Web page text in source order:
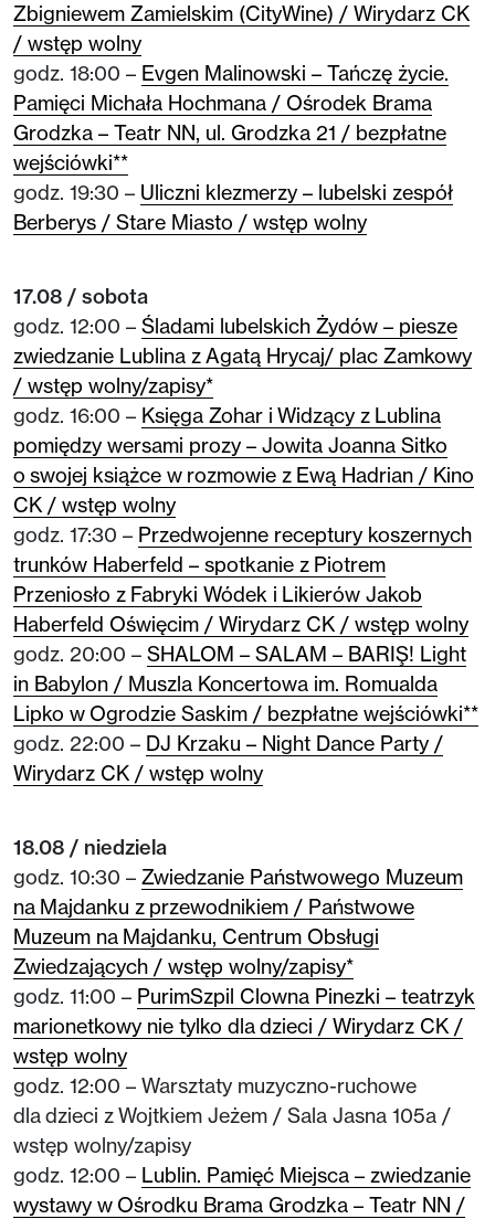
Zbigniewem Zamielskim (CityWine) / Wirydarz CK
/ wstęp wolny
godz. 18:00 – Evgen Malinowski – Tańczę życie.
Pamięci Michała Hochmana / Ośrodek Brama
Grodzka – Teatr NN, ul. Grodzka 21 / bezpłatne
wejściówki**
godz. 19:30 – Uliczni klezmerzy – lubelski zespół
Berberys / Stare Miasto / wstęp wolny
17.08 / sobota
godz. 12:00 – Śladami lubelskich Żydów – piesze
zwiedzanie Lublina z Agatą Hrycaj/ plac Zamkowy
/ wstęp wolny/zapisy*
godz. 16:00 – Księga Zohar i Widzący z Lublina
pomiędzy wersami prozy – Jowita Joanna Sitko
o swojej książce w rozmowie z Ewą Hadrian / Kino
CK / wstęp wolny
godz. 17:30 – Przedwojenne receptury koszernych
trunków Haberfeld – spotkanie z Piotrem
Przeniosło z Fabryki Wódek i Likierów Jakob
Haberfeld Oświęcim / Wirydarz CK / wstęp wolny
godz. 20:00 – SHALOM – SALAM – BARIŞ! Light
in Babylon / Muszla Koncertowa im. Romualda
Lipko w Ogrodzie Saskim / bezpłatne wejściówki**
godz. 22:00 – DJ Krzaku – Night Dance Party /
Wirydarz CK / wstęp wolny
18.08 / niedziela
godz. 10:30 – Zwiedzanie Państwowego Muzeum
na Majdanku z przewodnikiem / Państwowe
Muzeum na Majdanku, Centrum Obsługi
Zwiedzających / wstęp wolny/zapisy*
godz. 11:00 – PurimSzpil Clowna Pinezki – teatrzyk
marionetkowy nie tylko dla dzieci / Wirydarz CK /
wstęp wolny
godz. 12:00 – Warsztaty muzyczno-ruchowe
dla dzieci z Wojtkiem Jeżem / Sala Jasna 105a /
wstęp wolny/zapisy
godz. 12:00 – Lublin. Pamięć Miejsca – zwiedzanie
wystawy w Ośrodku Brama Grodzka – Teatr NN /